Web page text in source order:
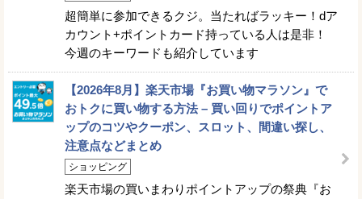
超簡単に参加できるクジ。当たればラッキー！dア
カウント+ポイントカード持っている人は是非！
今週のキーワードも紹介しています
【2026年8月】楽天市場『お買い物マラソン』で
おトクに買い物する方法 – 買い回りでポイントア
ップのコツやクーポン、スロット、間違い探し、
注意点などまとめ
ショッピング
楽天市場の買いまわりポイントアップの祭典『お